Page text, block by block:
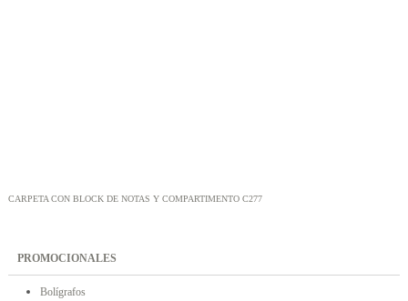
CARPETA CON BLOCK DE NOTAS Y COMPARTIMENTO C277
PROMOCIONALES
Bolígrafos